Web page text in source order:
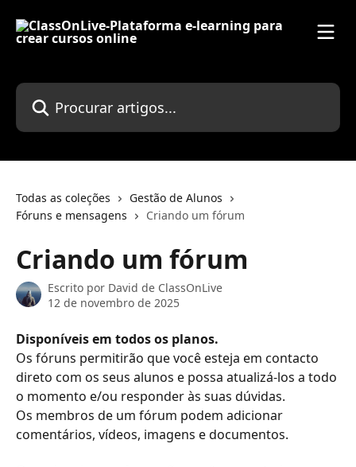
Procurar artigos...
Todas as coleções
Gestão de Alunos
Fóruns e mensagens
Criando um fórum
Criando um fórum
Escrito por David de ClassOnLive
12 de novembro de 2025
Disponíveis em todos os planos.
Os fóruns permitirão que você esteja em contacto
direto com os seus alunos e possa atualizá-los a todo
o momento e/ou responder às suas dúvidas.
Os membros de um fórum podem adicionar
comentários, vídeos, imagens e documentos.